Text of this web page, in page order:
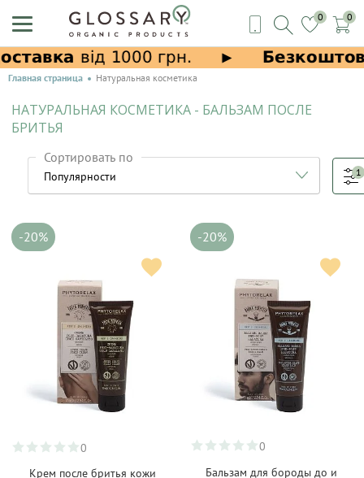
0 0
Главная страница Натуральная косметика
НАТУРАЛЬНАЯ КОСМЕТИКА - БАЛЬЗАМ ПОСЛЕ
БРИТЬЯ
Сортировать по
1
-20%
0
Крем после бритья кожи
-20%
0
Бальзам для бороды до и